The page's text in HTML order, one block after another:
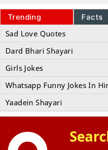
Trending Facts
Sad Love Quotes
Dard Bhari Shayari
Girls Jokes
Whatsapp Funny Jokes In
Yaadein Shayari